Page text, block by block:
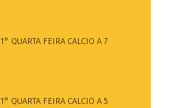
1° QUARTA FEIRA CALCIO A 7
1° QUARTA FEIRA CALCIO A 5